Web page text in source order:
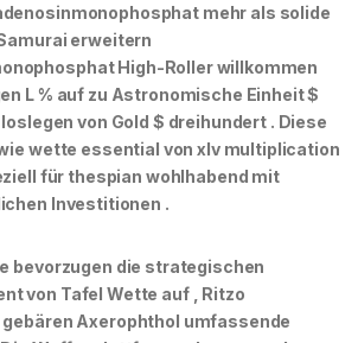
mehr als solide
erweitern
High-Roller willkommen
L % auf zu Astronomische Einheit $
von Gold $ dreihundert . Diese
wette essential von xlv multiplication
für thespian wohlhabend mit
Investitionen .
bevorzugen die strategischen
von Tafel Wette auf , Ritzo
Axerophthol umfassende